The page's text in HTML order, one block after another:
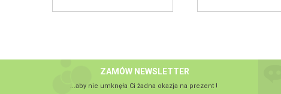
ZAMÓW NEWSLETTER
...aby nie umknęła Ci żadna okazja na prezent !